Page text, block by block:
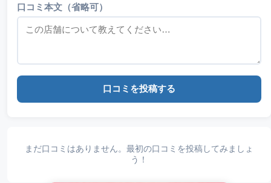
口コミ本文（省略可）
口コミを投稿する
まだ口コミはありません。最初の口コミを投稿してみましょ
う！